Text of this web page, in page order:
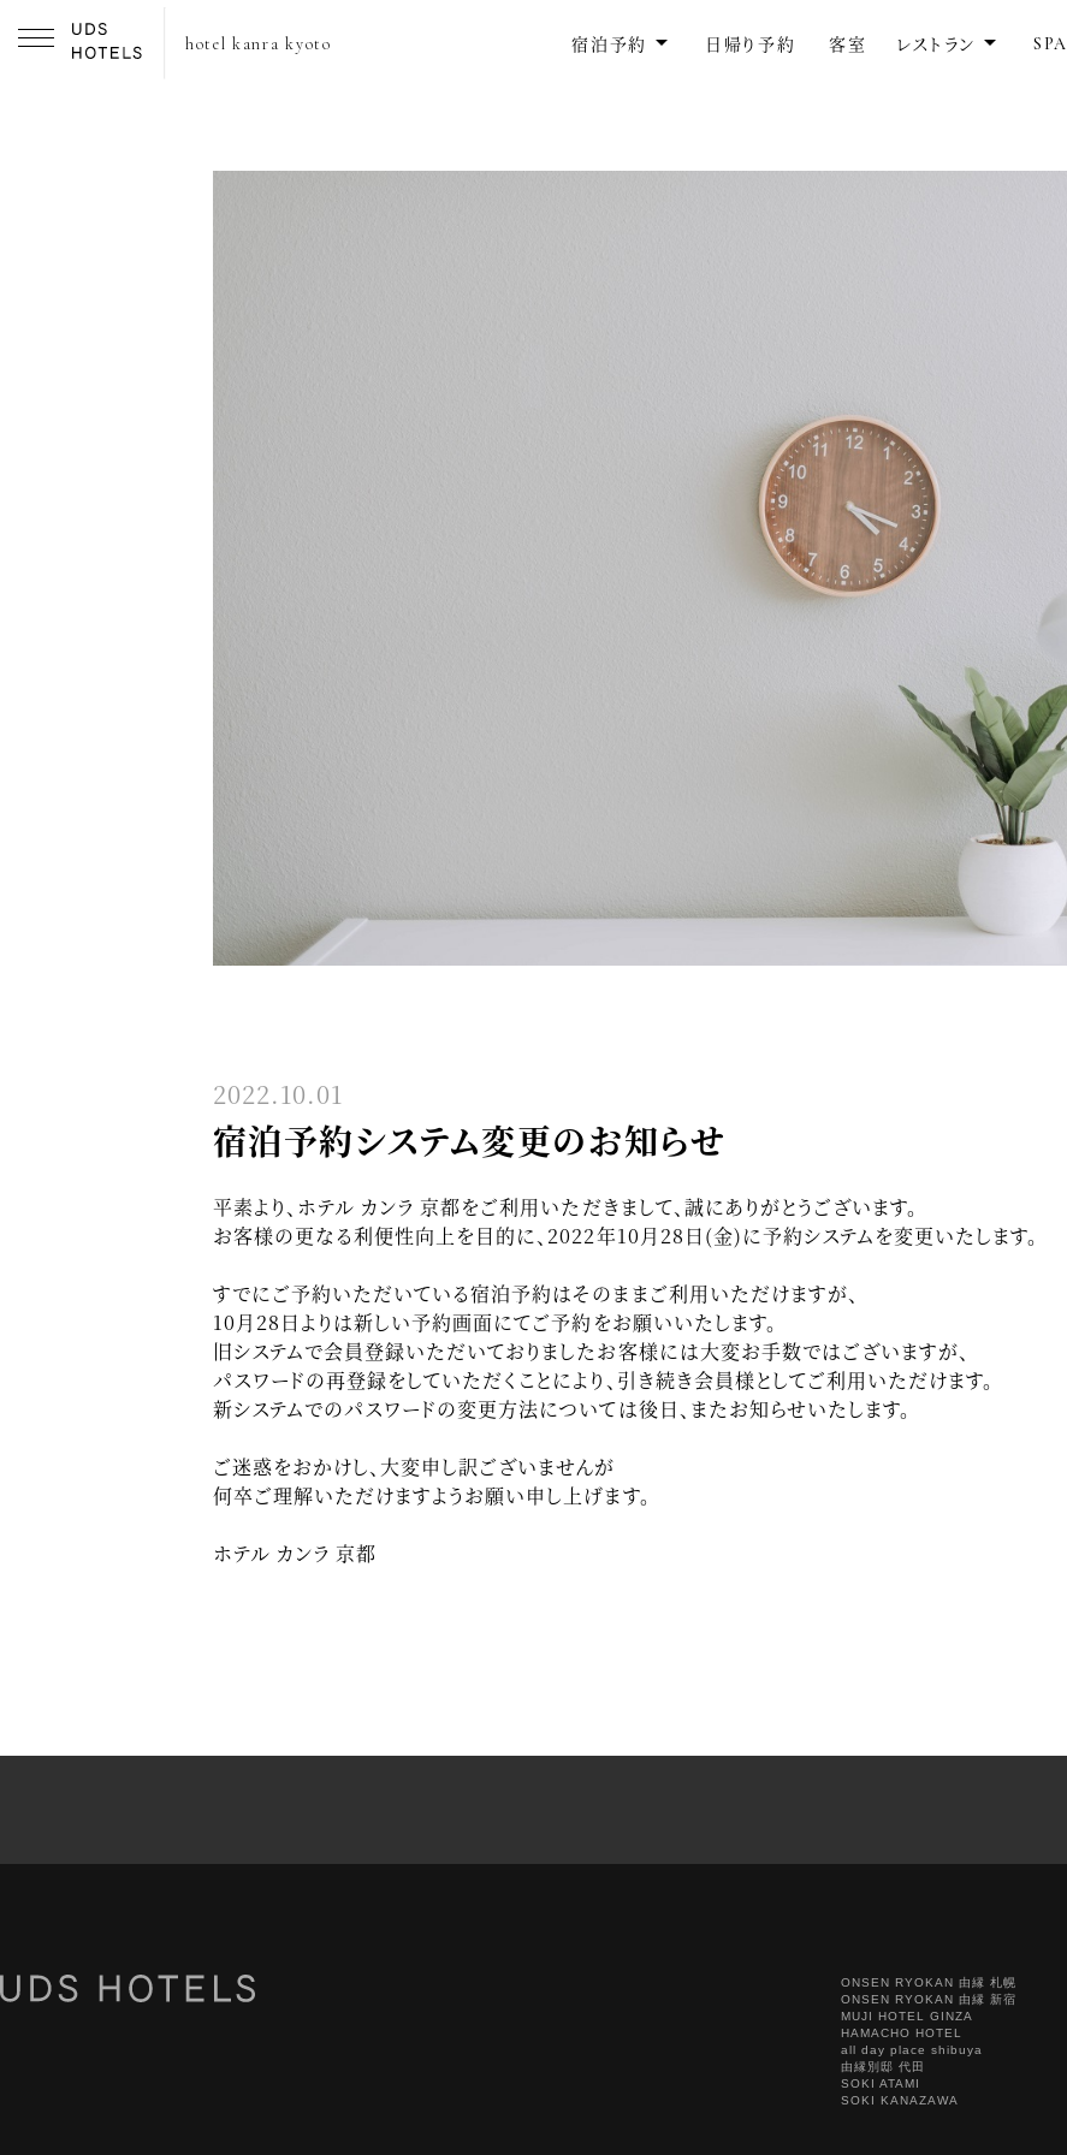
hotel kanra kyoto 宿泊予約 日帰り予約 客室 レストラン SPA
2022.10.01
宿泊予約システム変更のお知らせ
平素より、ホテル カンラ 京都をご利用いただきまして、誠にありがとうございます。
お客様の更なる利便性向上を目的に、2022年10月28日(金)に予約システムを変更いたします。
すでにご予約いただいている宿泊予約はそのままご利用いただけますが、
10月28日よりは新しい予約画面にてご予約をお願いいたします。
旧システムで会員登録いただいておりましたお客様には大変お手数ではございますが、
パスワードの再登録をしていただくことにより、引き続き会員様としてご利用いただけます。
新システムでのパスワードの変更方法については後日、またお知らせいたします。
ご迷惑をおかけし、大変申し訳ございませんが
何卒ご理解いただけますようお願い申し上げます。
ホテル カンラ 京都
ONSEN RYOKAN 由縁 札幌
ONSEN RYOKAN 由縁 新宿
MUJI HOTEL GINZA
HAMACHO HOTEL
all day place shibuya
由縁別邸 代田
SOKI ATAMI
SOKI KANAZAWA